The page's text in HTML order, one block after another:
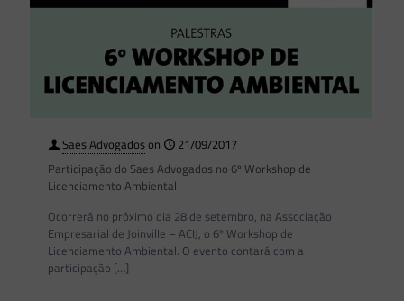
Saes Advogadoson
21/09/2017
Participação do Saes Advogados no 6º Workshop de
Licenciamento Ambiental
Ocorrerá no próximo dia 28 de setembro, na Associação
Empresarial de Joinville – ACIJ, o 6º Workshop de
Licenciamento Ambiental. O evento contará com a
participação […]